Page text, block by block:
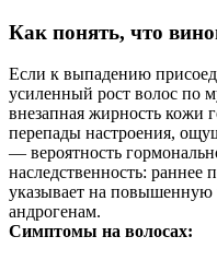
Как понять, что
Если к выпадению
усиленный рост волос по
внезапная жирность кожи
перепады настроения,
— вероятность
наследственность: раннее
указывает на повышенную
андрогенам.
Симптомы на волосах: